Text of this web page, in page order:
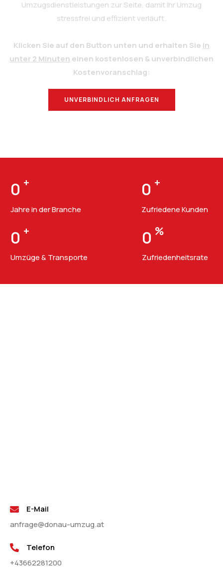
Umzugsdienstleistungen zur Seite, damit Ihr Umzug
stressfrei und effizient verläuft.
Klicken Sie auf den Button unten und erhalten Sie in
unter 2 Minuten einen kostenlosen & unverbindlichen
Kostenvoranschlag:
UNVERBINDLICH ANFRAGEN
0 +
Jahre in der Branche
0 +
Zufriedene Kunden
0 +
Umzüge & Transporte
0 %
Zufriedenheitsrate
E-Mail
anfrage@donau-umzug.at
Telefon
+43662281200